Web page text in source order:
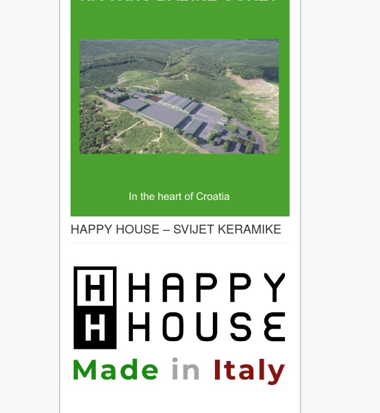
HAPPY HOUSE – SVIJET KERAMIKE